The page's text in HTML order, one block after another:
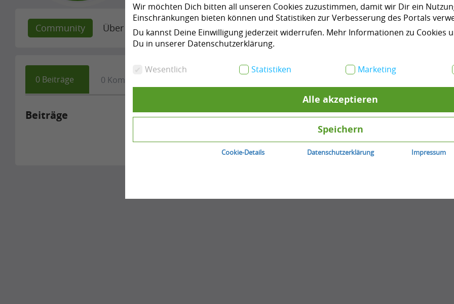
Wir möchten Dich bitten all unseren Cookies zuzustimmen, damit wir Dir ein
Einschränkungen bieten können und Statistiken zur Verbesserung des Portals
Du kannst Deine Einwilligung jederzeit widerrufen. Mehr Informationen zu Cookies
Du in unserer Datenschutzerklärung.
Wesentlich Statistiken Marketing
Alle akzeptieren
Speichern
Cookie-Details Datenschutzerklärung Impressum
Community Über mich Empfehlungen Kurse & Events Meine Products
0 Beiträge 0 Kommentare
Beiträge